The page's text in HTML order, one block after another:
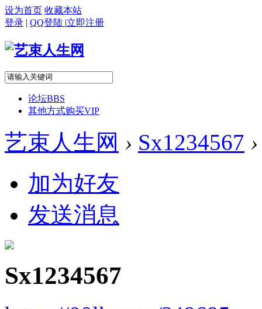
设为首页 收藏本站
登录 | QQ登陆 |立即注册
论坛BBS
其他方式购买VIP
艺束人生网 › Sx1234567 ›
加为好友
发送消息
Sx1234567